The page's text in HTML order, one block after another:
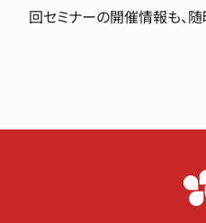
回セミナーの開催情報も、随